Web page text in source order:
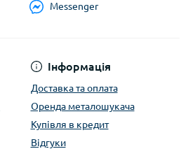
Інформація
Доставка та оплата
Оренда металошукача
Купівля в кредит
Відгуки
Messenger